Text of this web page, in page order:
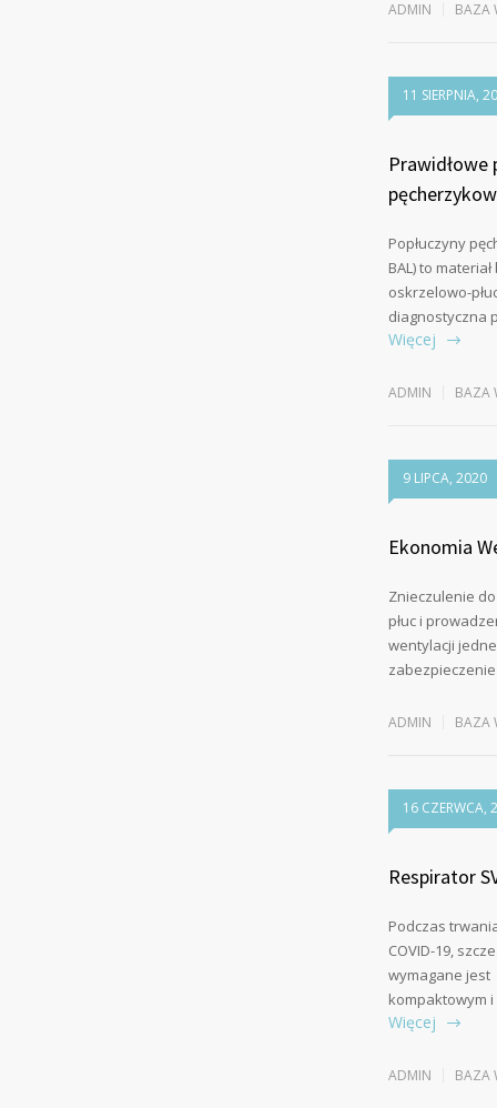
ADMIN BAZA
11 SIERPNIA,
Prawidłowe
Popłuczyny
BAL) to
oskrzelowo-
diagnostyczna
Więcej
ADMIN BAZA
9 LIPCA, 2020
Ekonomia
Znieczulenie
płuc i
wentylacji
ADMIN BAZA
16 CZERWCA,
Respirator
Podczas
COVID-19,
wymagane jest
kompaktowym
Więcej
ADMIN BAZA